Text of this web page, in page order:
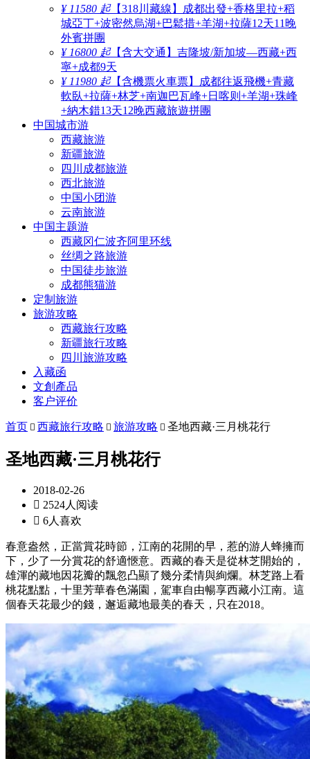
¥ 11580 起【318川藏線】成都出發+香格里拉+稻
城亞丁+波密然烏湖+巴鬆措+羊湖+拉薩12天11晚
外賓拼團
¥ 16800 起【含大交通】吉隆坡/新加坡—西藏+西
寧+成都9天
¥ 11980 起【含機票火車票】成都往返飛機+青藏
軟臥+拉薩+林芝+南迦巴瓦峰+日喀则+羊湖+珠峰
+納木錯13天12晚西藏旅遊拼團
中国城市游
西藏旅游
新疆旅游
四川成都旅游
西北旅游
中国小团游
云南旅游
中国主题游
西藏冈仁波齐阿里环线
丝绸之路旅游
中国徒步旅游
成都熊猫游
定制旅游
旅游攻略
西藏旅行攻略
新疆旅行攻略
四川旅游攻略
入藏函
文創產品
客户评价
首页  西藏旅行攻略  旅游攻略  圣地西藏·三月桃花行
圣地西藏·三月桃花行
2018-02-26
 2524人阅读
 6人喜欢
春意盎然，正當賞花時節，江南的花開的早，惹的游人蜂擁而
下，少了一分賞花的舒適愜意。西藏的春天是從林芝開始的，
雄渾的藏地因花瓣的飄忽凸顯了幾分柔情與絢爛。林芝路上看
桃花點點，十里芳華春色滿園，駕車自由暢享西藏小江南。這
個春天花最少的錢，邂逅藏地最美的春天，只在2018。